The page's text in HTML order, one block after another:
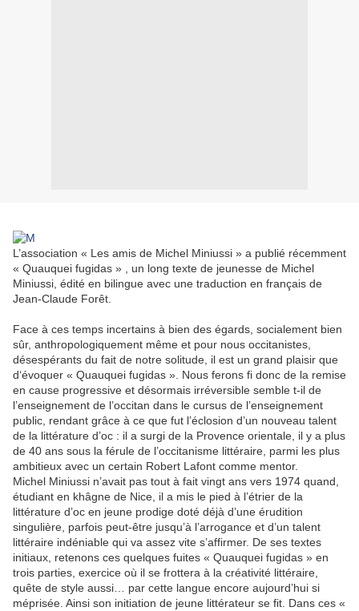
L’association « Les amis de Michel Miniussi » a publié récemment
« Quauquei fugidas » , un long texte de jeunesse de Michel
Miniussi, édité en bilingue avec une traduction en français de
Jean-Claude Forêt.
Face à ces temps incertains à bien des égards, socialement bien
sûr, anthropologiquement même et pour nous occitanistes,
désespérants du fait de notre solitude, il est un grand plaisir que
d‘évoquer « Quauquei fugidas ». Nous ferons fi donc de la remise
en cause progressive et désormais irréversible semble t-il de
l’enseignement de l’occitan dans le cursus de l’enseignement
public, rendant grâce à ce que fut l’éclosion d’un nouveau talent
de la littérature d’oc : il a surgi de la Provence orientale, il y a plus
de 40 ans sous la férule de l’occitanisme littéraire, parmi les plus
ambitieux avec un certain Robert Lafont comme mentor.
Michel Miniussi n’avait pas tout à fait vingt ans vers 1974 quand,
étudiant en khâgne de Nice, il a mis le pied à l’étrier de la
littérature d’oc en jeune prodige doté déjà d’une érudition
singulière, parfois peut-être jusqu’à l’arrogance et d’un talent
littéraire indéniable qui va assez vite s’affirmer. De ses textes
initiaux, retenons ces quelques fuites « Quauquei fugidas » en
trois parties, exercice où il se frottera à la créativité littéraire,
quête de style aussi… par cette langue encore aujourd’hui si
méprisée. Ainsi son initiation de jeune littérateur se fit. Dans ces «